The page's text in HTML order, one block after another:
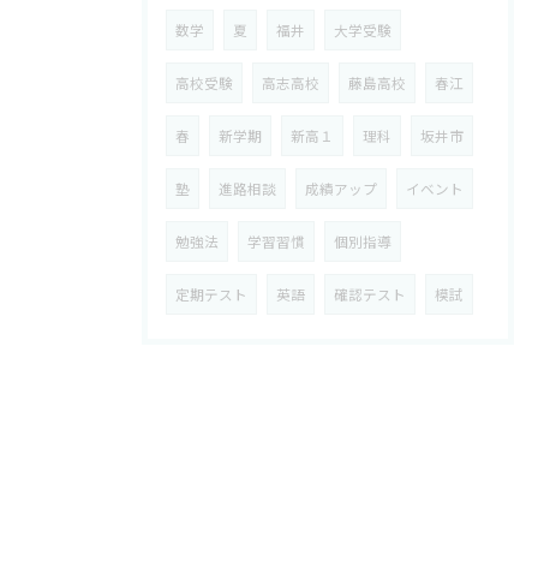
数学 夏 福井 大学受験
高校受験 高志高校 藤島高校 春江
春 新学期 新高１ 理科 坂井市
塾 進路相談 成績アップ イベント
勉強法 学習習慣 個別指導
定期テスト 英語 確認テスト 模試